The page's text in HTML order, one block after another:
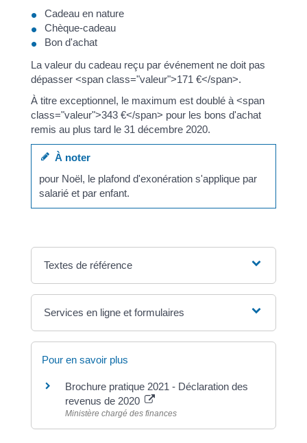
Cadeau en nature
Chèque-cadeau
Bon d'achat
La valeur du cadeau reçu par événement ne doit pas
dépasser <span class="valeur">171 €</span>.
À titre exceptionnel, le maximum est doublé à <span
class="valeur">343 €</span> pour les bons d'achat
remis au plus tard le 31 décembre 2020.
À noter
pour Noël, le plafond d'exonération s'applique par
salarié et par enfant.
Textes de référence
Services en ligne et formulaires
Pour en savoir plus
Brochure pratique 2021 - Déclaration des
revenus de 2020
Ministère chargé des finances